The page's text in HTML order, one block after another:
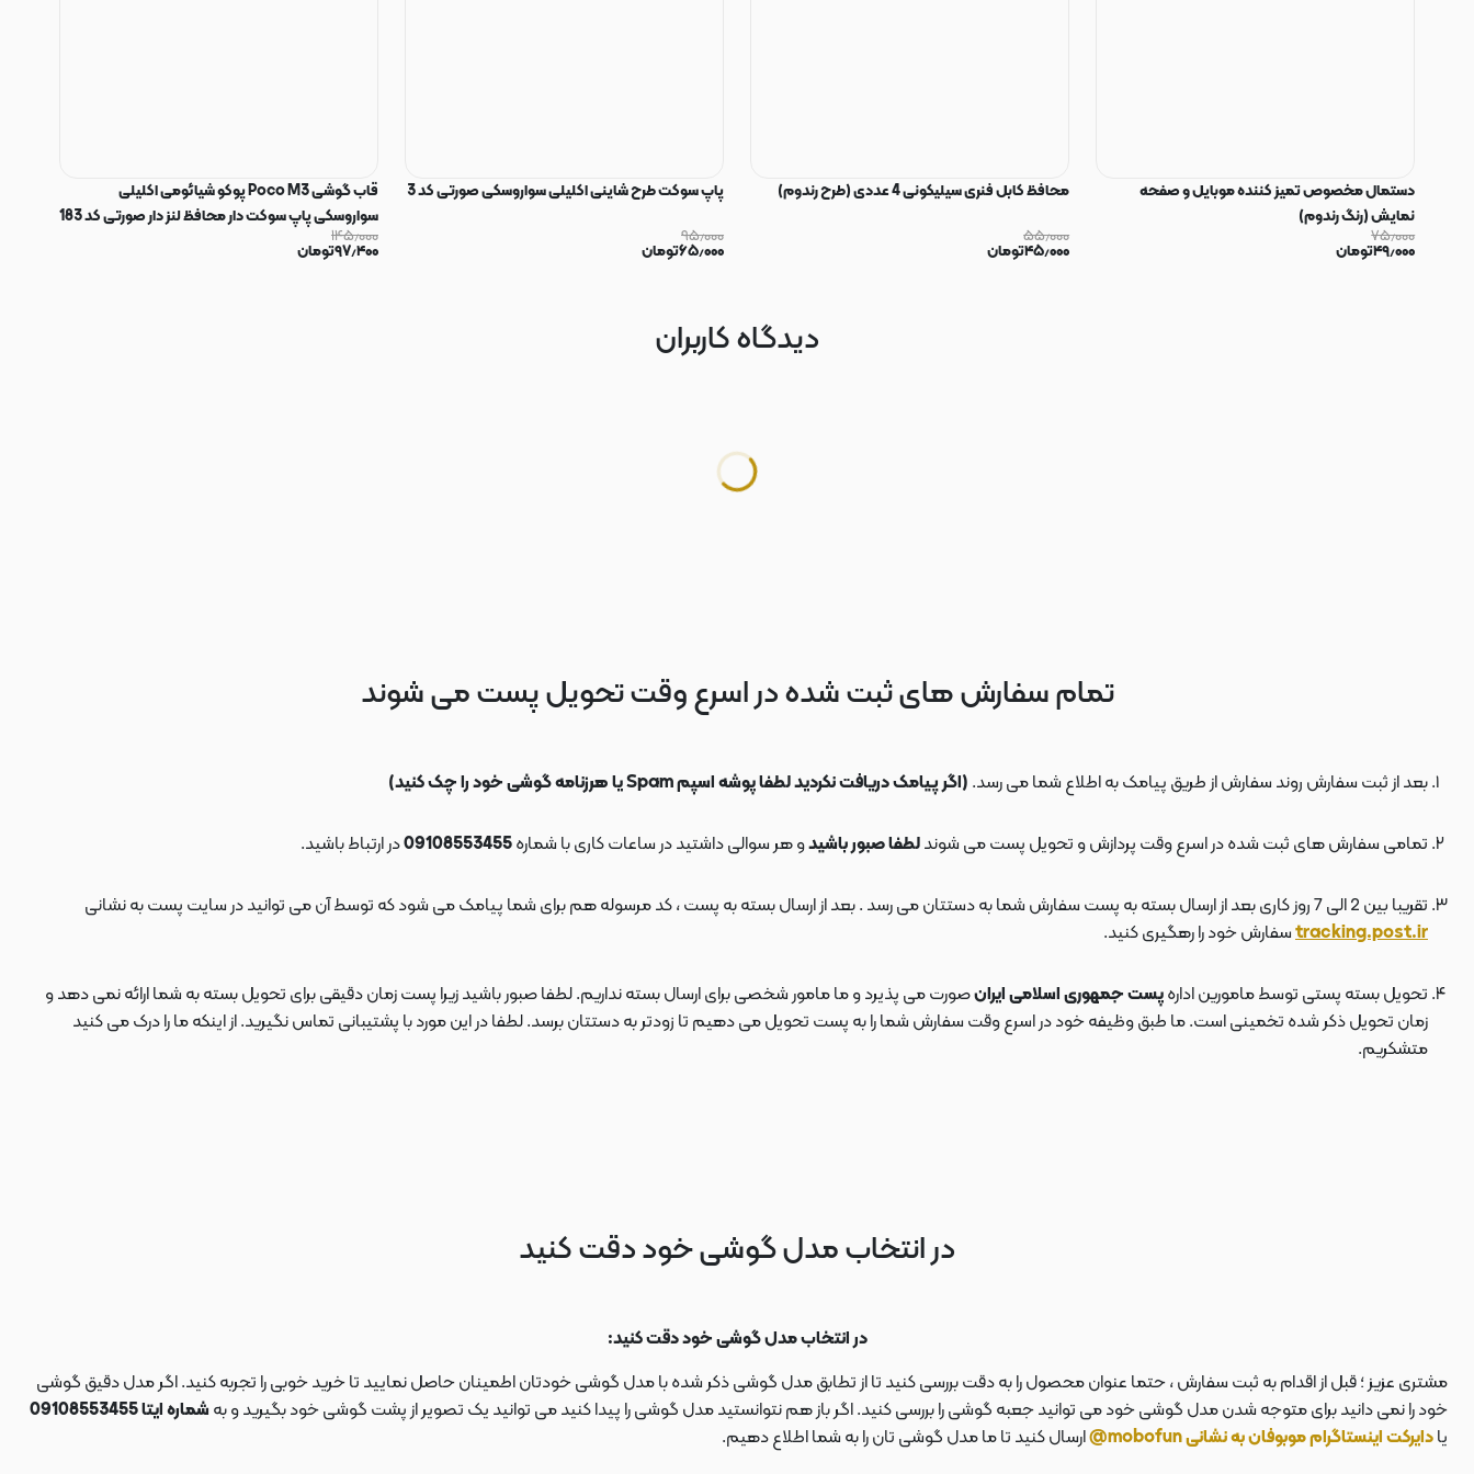
دستمال مخصوص تمیز کننده موبایل و صفحه
نمایش (رنگ رندوم)
۷۵٫۰۰۰
۴۹٫۰۰۰تومان
محافظ کابل فنری سیلیکونی 4 عددی (طرح رندوم)
۵۵٫۰۰۰
۴۵٫۰۰۰تومان
پاپ سوکت طرح شاینی اکلیلی سواروسکی صورتی کد 3
۹۵٫۰۰۰
۶۵٫۰۰۰تومان
قاب گوشی Poco M3 پوکو شیائومی اکلیلی
سواروسکی پاپ سوکت دار محافظ لنز دار صورتی کد 183
۱۴۵٫۰۰۰
۹۷٫۴۰۰تومان
دیدگاه کاربران
تمام سفارش های ثبت شده در اسرع وقت تحویل پست می شوند
بعد از ثبت سفارش روند سفارش از طریق پیامک به اطلاع شما می رسد. (اگر پیامک دریافت نکردید لطفا پوشه اسپم Spam یا هرزنامه گوشی خود را چک کنید)
تمامی سفارش های ثبت شده در اسرع وقت پردازش و تحویل پست می شوندلطفا صبور باشیدو هر سوالی داشتید در ساعات کاری با شماره در ارتباط باشید.
تقریبا بین 2 الی 7 روز کاری بعد از ارسال بسته به پست سفارش شما به دستتان می رسد . بعد از ارسال بسته به پست ، کد مرسوله هم برای شما پیامک می شود که توسط آن می توانید در سایت پست به نشانی
tracking.post.irسفارش خود را رهگیری کنید.
تحویل بسته پستی توسط مامورین ادارهپست جمهوری اسلامی ایرانصورت می پذیرد و ما مامور شخصی برای ارسال بسته نداریم. لطفا صبور باشید زیرا پست زمان دقیقی برای تحویل بسته به شما ارائه نمی دهد و
زمان تحویل ذکر شده تخمینی است. ما طبق وظیفه خود در اسرع وقت سفارش شما را به پست تحویل می دهیم تا زودتر به دستتان برسد. لطفا در این مورد با پشتیبانی تماس نگیرید. از اینکه ما را درک می کنید
متشکریم.
در انتخاب مدل گوشی خود دقت کنید
در انتخاب مدل گوشی خود دقت کنید:
مشتری عزیز ؛ قبل از اقدام به ثبت سفارش ، حتما عنوان محصول را به دقت بررسی کنید تا از تطابق مدل گوشی ذکر شده با مدل گوشی خودتان اطمینان حاصل نمایید تا خرید خوبی را تجربه کنید. اگر مدل دقیق گوشی
خود را نمی دانید برای متوجه شدن مدل گوشی خود می توانید جعبه گوشی را بررسی کنید. اگر باز هم نتوانستید مدل گوشی را پیدا کنید می توانید یک تصویر از پشت گوشی خود بگیرید و به شماره ایتا 09108553455
یادایرکت اینستاگرام موبوفان به نشانی mobofun@ ارسال کنید تا ما مدل گوشی تان را به شما اطلاع دهیم.